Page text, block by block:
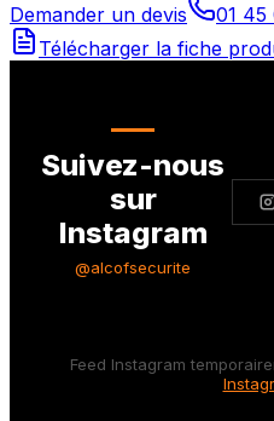
Demander un devis
01 45
Télécharger la fiche
Suivez-nous
sur
Instagram
@alcofsecurite
Feed Instagram